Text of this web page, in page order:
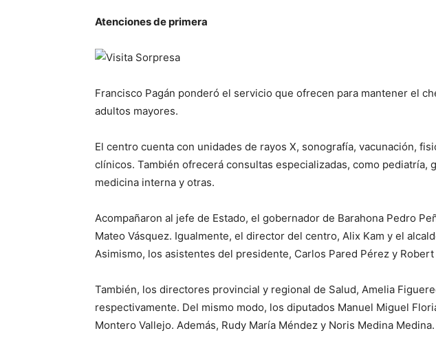
Atenciones de primera
Francisco Pagán ponderó el servicio que ofrecen para mantener el
adultos mayores.
El centro cuenta con unidades de rayos X, sonografía, vacunación,
clínicos. También ofrecerá consultas especializadas, como pediatría,
medicina interna y otras.
Acompañaron al jefe de Estado, el gobernador de Barahona Pedro
Mateo Vásquez. Igualmente, el director del centro, Alix Kam y el
Asimismo, los asistentes del presidente, Carlos Pared Pérez y Robert
También, los directores provincial y regional de Salud, Amelia
respectivamente. Del mismo modo, los diputados Manuel Miguel
Montero Vallejo. Además, Rudy María Méndez y Noris Medina Medina.